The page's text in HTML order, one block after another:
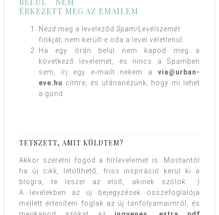
ÉRKEZETT MEG AZ EMAILEM
Nézd meg a leveleződ Spam/Levélszemét
fiókját, nem került-e oda a levél véletlenül.
Ha egy órán belül nem kapod meg a
következő levelemet, és nincs a Spamben
sem, írj egy e-mailt nekem a via@urban-
eve.hu címre, és utánanézünk, hogy mi lehet
a gond.
TETSZETT, AMIT KÜLDTEM?
Akkor szeretni fogod a hírlevelemet is. Mostantól
ha új cikk, letölthető, friss inspiráció kerül ki a
blogra, te leszel az első, akinek szólok. :)
A levelekben az új bejegyzések összefoglalója
mellett értesíteni foglak az új tanfolyamaimról, és